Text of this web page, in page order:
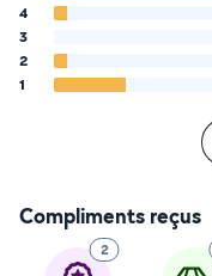
4
3
2
1
Compliments reçus
2